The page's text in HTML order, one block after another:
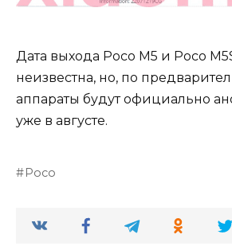
Дата выхода Poco M5 и Poco
неизвестна, но, по
аппараты будут официально
уже в августе.
Poco